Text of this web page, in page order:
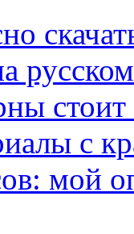
с
мой